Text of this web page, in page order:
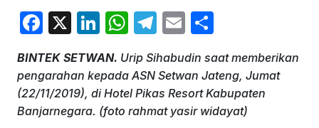
F
c
e
b
X
Li
k
e
dI
W
at
s
A
T
e
gr
a
E
ai
l
ar
e
BINTEK SETWAN. Urip Sihabudin saat memberikan
pengarahan kepada ASN Setwan Jateng, Jumat
(22/11/2019), di Hotel Pikas Resort Kabupaten
Banjarnegara. (foto rahmat yasir widayat)